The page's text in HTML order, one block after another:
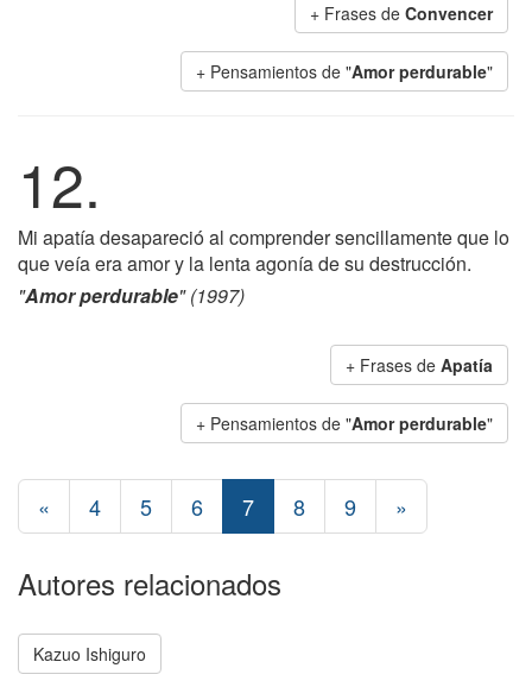
+ Frases de Convencer
+ Pensamientos de "Amor perdurable"
12.
Mi apatía desapareció al comprender sencillamente que lo
que veía era amor y la lenta agonía de su destrucción.
"Amor perdurable" (1997)
+ Frases de Apatía
+ Pensamientos de "Amor perdurable"
« 4 5 6 7 8 9 »
Autores relacionados
Kazuo Ishiguro